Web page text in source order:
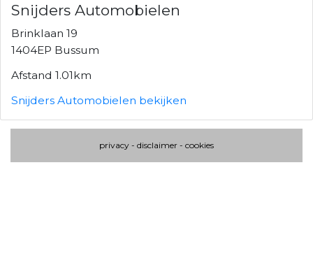
Snijders Automobielen
Brinklaan 19
1404EP Bussum
Afstand 1.01km
Snijders Automobielen bekijken
privacy - disclaimer - cookies